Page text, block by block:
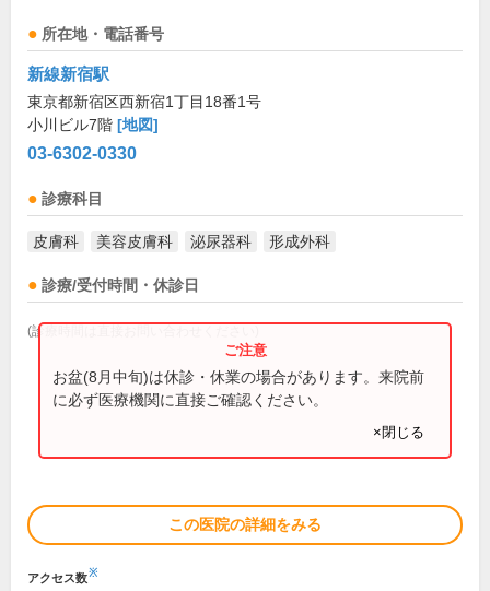
所在地・電話番号
新線新宿駅
東京都新宿区西新宿1丁目18番1号
小川ビル7階 [地図]
03-6302-0330
診療科目
皮膚科 美容皮膚科 泌尿器科 形成外科
診療/受付時間・休診日
(診療時間は直接お問い合わせください)
お盆(8月中旬)は休診・休業の場合があります。来院前
に必ず医療機関に直接ご確認ください。
×閉じる
この医院の詳細をみる
アクセス数※